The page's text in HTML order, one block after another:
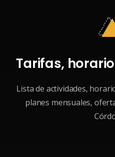
Tarifas,
Lista de actividades,
planes mensuales,